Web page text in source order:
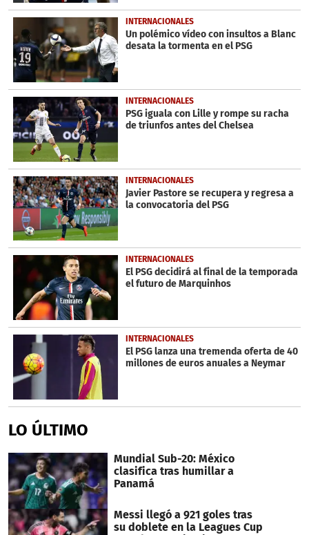
INTERNACIONALES
Un polémico vídeo con insultos a Blanc
desata la tormenta en el PSG
INTERNACIONALES
PSG iguala con Lille y rompe su racha
de triunfos antes del Chelsea
INTERNACIONALES
Javier Pastore se recupera y regresa a
la convocatoria del PSG
INTERNACIONALES
El PSG decidirá al final de la temporada
el futuro de Marquinhos
INTERNACIONALES
El PSG lanza una tremenda oferta de 40
millones de euros anuales a Neymar
LO ÚLTIMO
Mundial Sub-20: México
clasifica tras humillar a
Panamá
Messi llegó a 921 goles tras
su doblete en la Leagues Cup